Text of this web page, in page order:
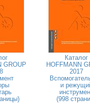
GROUP
Каталог
HOFFMANN
2017
и
(998